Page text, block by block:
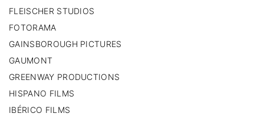
FLEISCHER STUDIOS
FOTORAMA
GAINSBOROUGH PICTURES
GAUMONT
GREENWAY PRODUCTIONS
HISPANO FILMS
IBÉRICO FILMS